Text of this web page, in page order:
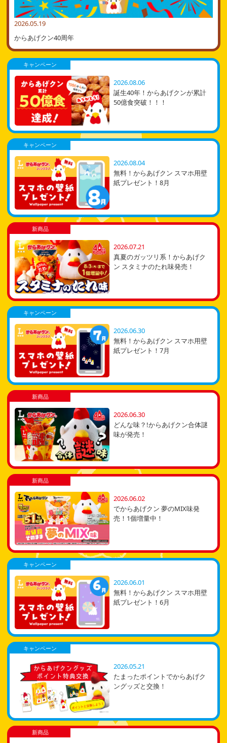
2026.05.19
からあげクン40周年
キャンペーン
2026.08.06
誕生40年！からあげクンが累計
50億食突破！！！
キャンペーン
2026.08.04
無料！からあげクン スマホ用壁
紙プレゼント！8月
新商品
2026.07.21
真夏のガッツリ系！からあげク
ン スタミナのたれ味発売！
キャンペーン
2026.06.30
無料！からあげクン スマホ用壁
紙プレゼント！7月
新商品
2026.06.30
どんな味？!からあげクン合体謎
味が発売！
新商品
2026.06.02
でからあげクン 夢のMIX味発
売！1個増量中！
キャンペーン
2026.06.01
無料！からあげクン スマホ用壁
紙プレゼント！6月
キャンペーン
2026.05.21
たまったポイントでからあげク
ングッズと交換！
新商品